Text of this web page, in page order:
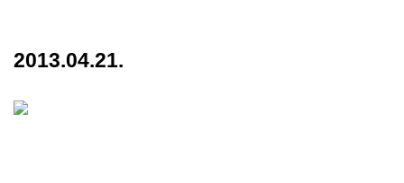
2013.04.21.